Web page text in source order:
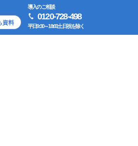
資料
導入のご相談
0120-728-498
平日9:30～18:00土日祝を除く